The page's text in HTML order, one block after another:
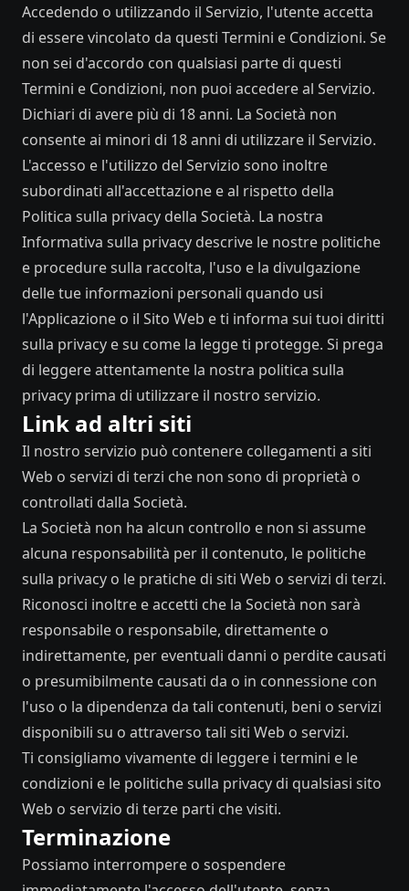
Accedendo o utilizzando il Servizio, l'utente accetta
di essere vincolato da questi Termini e Condizioni. Se
non sei d'accordo con qualsiasi parte di questi
Termini e Condizioni, non puoi accedere al Servizio.
Dichiari di avere più di 18 anni. La Società non
consente ai minori di 18 anni di utilizzare il Servizio.
L'accesso e l'utilizzo del Servizio sono inoltre
subordinati all'accettazione e al rispetto della
Politica sulla privacy della Società. La nostra
Informativa sulla privacy descrive le nostre politiche
e procedure sulla raccolta, l'uso e la divulgazione
delle tue informazioni personali quando usi
l'Applicazione o il Sito Web e ti informa sui tuoi diritti
sulla privacy e su come la legge ti protegge. Si prega
di leggere attentamente la nostra politica sulla
privacy prima di utilizzare il nostro servizio.
Link ad altri siti
Il nostro servizio può contenere collegamenti a siti
Web o servizi di terzi che non sono di proprietà o
controllati dalla Società.
La Società non ha alcun controllo e non si assume
alcuna responsabilità per il contenuto, le politiche
sulla privacy o le pratiche di siti Web o servizi di terzi.
Riconosci inoltre e accetti che la Società non sarà
responsabile o responsabile, direttamente o
indirettamente, per eventuali danni o perdite causati
o presumibilmente causati da o in connessione con
l'uso o la dipendenza da tali contenuti, beni o servizi
disponibili su o attraverso tali siti Web o servizi.
Ti consigliamo vivamente di leggere i termini e le
condizioni e le politiche sulla privacy di qualsiasi sito
Web o servizio di terze parti che visiti.
Terminazione
Possiamo interrompere o sospendere